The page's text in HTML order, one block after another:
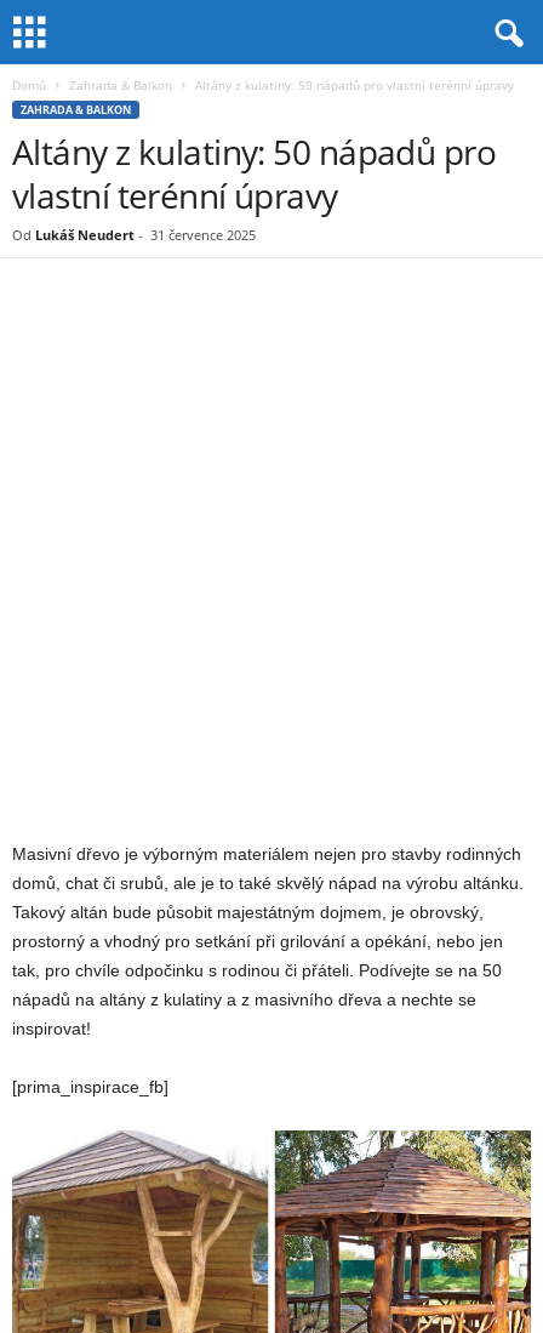
Domů Zahrada & Balkon Altány z kulatiny: 50 nápadů pro vlastní terénní úpravy
ZAHRADA & BALKON
Altány z kulatiny: 50 nápadů pro
vlastní terénní úpravy
Od Lukáš Neudert - 31 července 2025
Masivní dřevo je výborným materiálem nejen pro stavby rodinných
domů, chat či srubů, ale je to také skvělý nápad na výrobu altánku.
Takový altán bude působit majestátným dojmem, je obrovský,
prostorný a vhodný pro setkání při grilování a opékání, nebo jen
tak, pro chvíle odpočinku s rodinou či přáteli. Podívejte se na 50
nápadů na altány z kulatiny a z masivního dřeva a nechte se
inspirovat!
[prima_inspirace_fb]